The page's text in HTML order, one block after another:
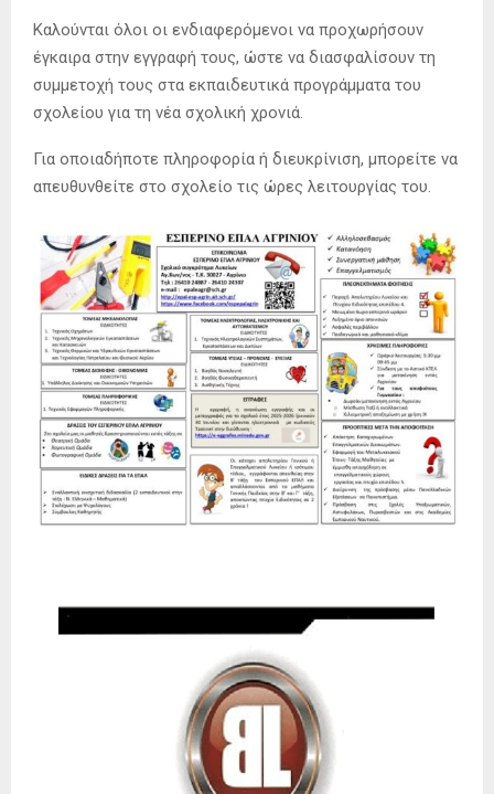
Καλούνται όλοι οι ενδιαφερόμενοι να προχωρήσουν
έγκαιρα στην εγγραφή τους, ώστε να διασφαλίσουν τη
συμμετοχή τους στα εκπαιδευτικά προγράμματα του
σχολείου για τη νέα σχολική χρονιά.
Για οποιαδήποτε πληροφορία ή διευκρίνιση, μπορείτε να
απευθυνθείτε στο σχολείο τις ώρες λειτουργίας του.